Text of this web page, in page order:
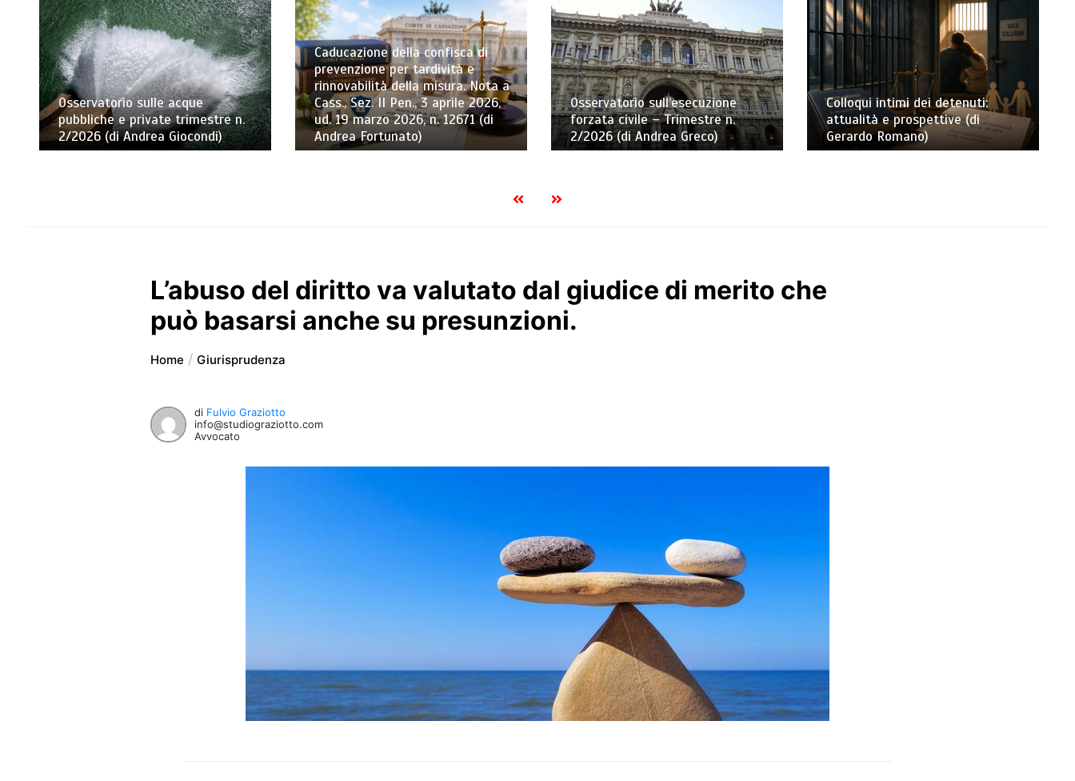
Osservatorio sulle acque
pubbliche e private trimestre n.
2/2026 (di Andrea Giocondi)
Caducazione della confisca di
prevenzione per tardività e
rinnovabilità della misura. Nota a
Cass., Sez. II Pen., 3 aprile 2026,
ud. 19 marzo 2026, n. 12671 (di
Andrea Fortunato)
Osservatorio sull’esecuzione
forzata civile – Trimestre n.
2/2026 (di Andrea Greco)
Colloqui intimi dei detenuti:
attualità e prospettive (di
Gerardo Romano)
L’abuso del diritto va valutato dal giudice di merito che
può basarsi anche su presunzioni.
Home Giurisprudenza
di Fulvio Graziotto
info@studiograziotto.com
Avvocato